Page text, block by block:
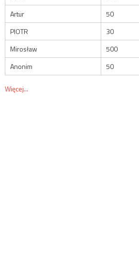
Artur
50
PIOTR
30
Mirosław
500
Anonim
50
Więcej...